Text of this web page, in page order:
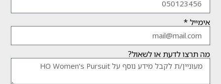
אימייל *
מה תרצו לדעת או לשאול?